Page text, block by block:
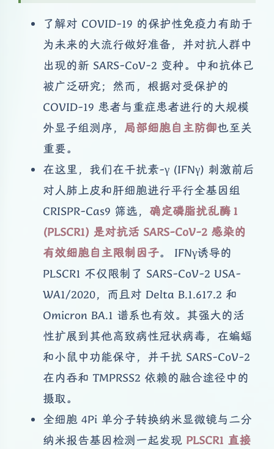
了解对 COVID-19 的保护性免疫力有助于
为未来的大流行做好准备，并对抗人群中
出现的新 SARS-CoV-2 变种。中和抗体已
被广泛研究；然而，根据对受保护的
COVID-19 患者与重症患者进行的大规模
外显子组测序， 局部细胞自主防御也至关
重要。
在这里，我们在干扰素-γ (IFNγ) 刺激前后
对人肺上皮和肝细胞进行平行全基因组
CRISPR-Cas9 筛选， 确定磷脂扰乱酶 1
(PLSCR1) 是对抗活 SARS-CoV-2 感染的
有效细胞自主限制因子。 IFNγ诱导的
PLSCR1 不仅限制了 SARS-CoV-2 USA-
WA1/2020，而且对 Delta B.1.617.2 和
Omicron BA.1 谱系也有效。其强大的活
性扩展到其他高致病性冠状病毒，在蝙蝠
和小鼠中功能保守，并干扰 SARS-CoV-2
在内吞和 TMPRSS2 依赖的融合途径中的
摄取。
全细胞 4Pi 单分子转换纳米显微镜与二分
纳米报告基因检测一起发现 PLSCR1 直接